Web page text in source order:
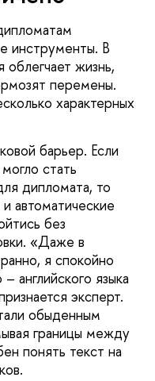
инструменты. В
облегчает жизнь,
перемены.
характерных
барьер. Если
стать
дипломата, то
автоматические
без
«Даже в
я спокойно
английского языка
эксперт.
обыденным
границы между
понять текст на